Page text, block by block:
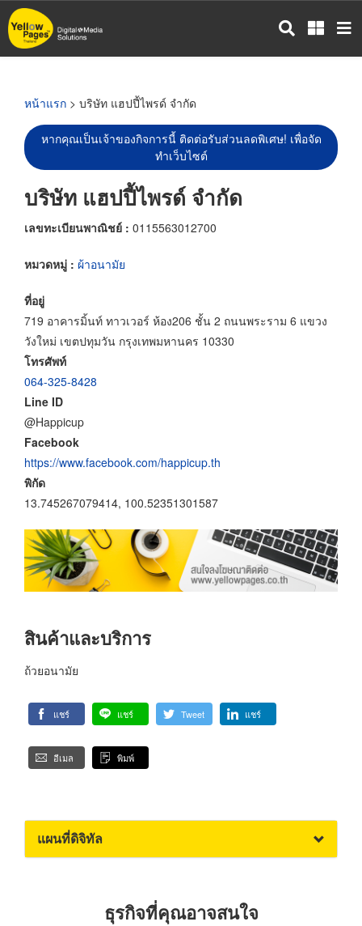
ข้าม
ไป
หน้าแรก > บริษัท แฮปปี้ไพรด์ จำกัด
หากคุณเป็นเจ้าของกิจการนี้ ติดต่อรับส่วนลดพิเศษ! เพื่อจัด
ทำเว็บไซต์
บริษัท แฮปปี้ไพรด์ จำกัด
เลขทะเบียนพาณิชย์ : 0115563012700
หมวดหมู่ : ผ้าอนามัย
ที่อยู่
719 อาคารมิ้นท์ ทาวเวอร์ ห้อง206 ชั้น 2 ถนนพระราม 6 แขวง
วังใหม่ เขตปทุมวัน กรุงเทพมหานคร 10330
โทรศัพท์
064-325-8428
Line ID
@Happicup
Facebook
https://www.facebook.com/happicup.th
พิกัด
13.745267079414, 100.52351301587
สินค้าและบริการ
ถ้วยอนามัย
แชร์ แชร์ Tweet แชร์
อีเมล พิมพ์
แผนที่ดิจิทัล
ธุรกิจที่คุณอาจสนใจ